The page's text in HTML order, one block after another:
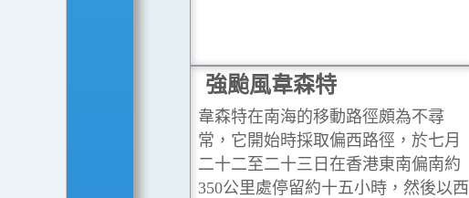
強颱風韋森特
韋森特在南海的移動路徑頗為不尋
常，它開始時採取偏西路徑，於七月
二十二至二十三日在香港東南偏南約
350公里處停留約十五小時，然後以西